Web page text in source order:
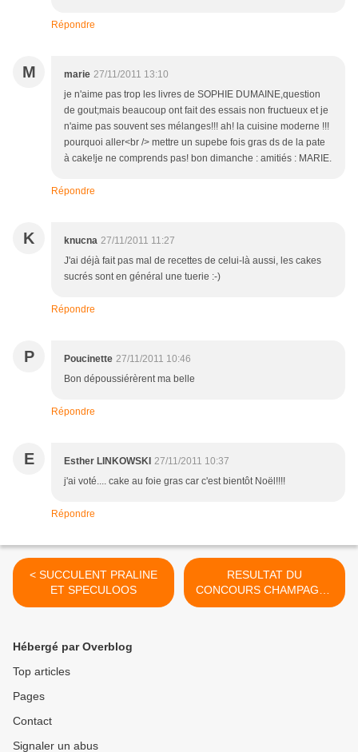
Répondre
M marie 27/11/2011 13:10
je n'aime pas trop les livres de SOPHIE DUMAINE,question
de gout;mais beaucoup ont fait des essais non fructueux et je
n'aime pas souvent ses mélanges!!! ah! la cuisine moderne !!!
pourquoi aller<br /> mettre un supebe fois gras ds de la pate
à cake!je ne comprends pas! bon dimanche : amitiés : MARIE.
Répondre
K knucna 27/11/2011 11:27
J'ai déjà fait pas mal de recettes de celui-là aussi, les cakes
sucrés sont en général une tuerie :-)
Répondre
P Poucinette 27/11/2011 10:46
Bon dépoussiérèrent ma belle
Répondre
E Esther LINKOWSKI 27/11/2011 10:37
j'ai voté.... cake au foie gras car c'est bientôt Noël!!!!
Répondre
< SUCCULENT PRALINE
ET SPECULOOS
RESULTAT DU
CONCOURS CHAMPAGNE
EN CUISINE >
Hébergé par Overblog
Top articles
Pages
Contact
Signaler un abus